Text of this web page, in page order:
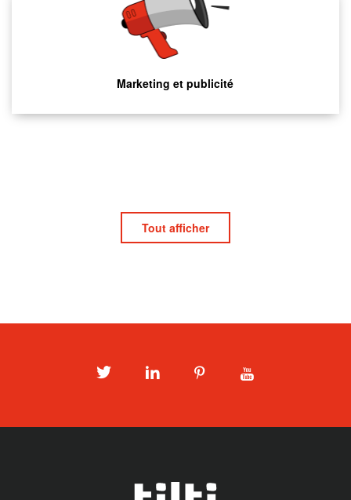
Marketing et publicité
Tout afficher
TwitterLinkedInPinterest